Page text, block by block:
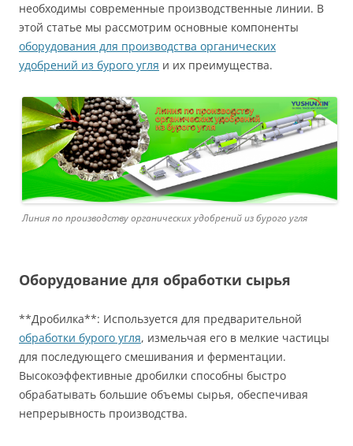
необходимы современные производственные линии. В
этой статье мы рассмотрим основные компоненты
оборудования для производства органических
удобрений из бурого угля и их преимущества.
Линия по производству органических удобрений из бурого угля
Оборудование для обработки сырья
**Дробилка**: Используется для предварительной
обработки бурого угля, измельчая его в мелкие частицы
для последующего смешивания и ферментации.
Высокоэффективные дробилки способны быстро
обрабатывать большие объемы сырья, обеспечивая
непрерывность производства.